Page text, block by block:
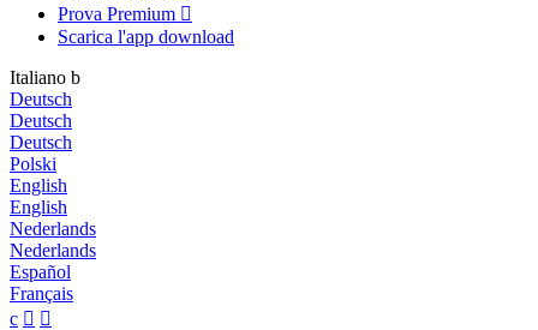
Prova Premium 
Scarica l'app download
Italiano b
Deutsch
Deutsch
Deutsch
Polski
English
English
Nederlands
Nederlands
Español
Français
c  